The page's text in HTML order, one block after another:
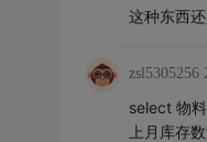
这种东西
zsl5305256
select 物
上月库存